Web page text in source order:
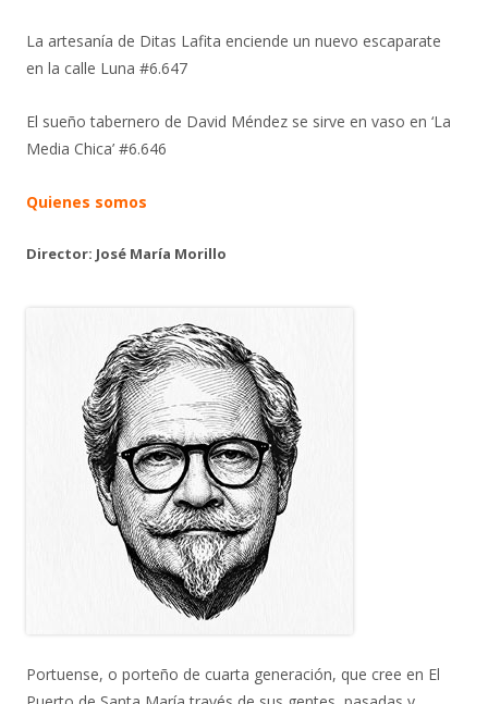
La artesanía de Ditas Lafita enciende un nuevo escaparate
en la calle Luna #6.647
El sueño tabernero de David Méndez se sirve en vaso en ‘La
Media Chica’ #6.646
Quienes somos
Director: José María Morillo
Portuense, o porteño de cuarta generación, que cree en El